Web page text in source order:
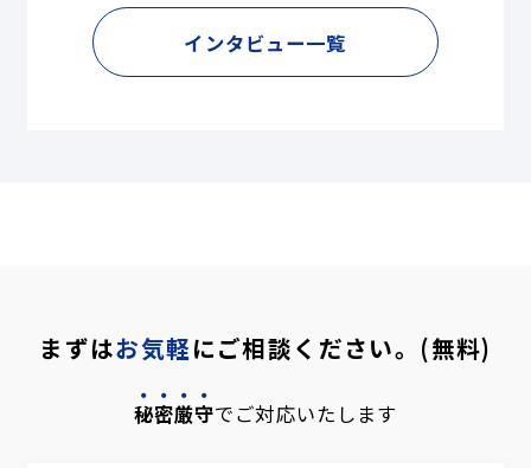
インタビュー一覧
まずはお気軽にご相談ください。(無料)
秘密厳守でご対応いたします